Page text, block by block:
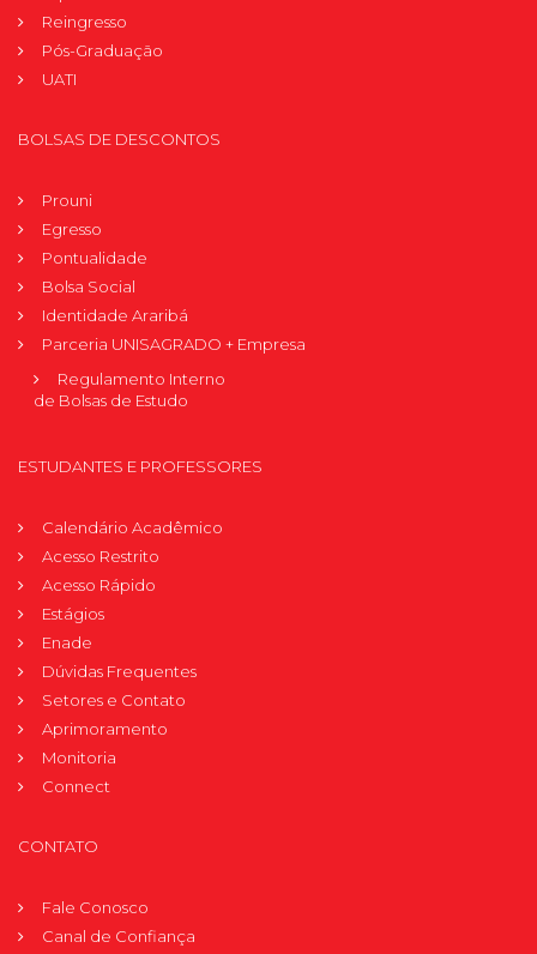
Reingresso
Pós-Graduação
UATI
BOLSAS DE DESCONTOS
Prouni
Egresso
Pontualidade
Bolsa Social
Identidade Araribá
Parceria UNISAGRADO + Empresa
Regulamento Interno
de Bolsas de Estudo
ESTUDANTES E PROFESSORES
Calendário Acadêmico
Acesso Restrito
Acesso Rápido
Estágios
Enade
Dúvidas Frequentes
Setores e Contato
Aprimoramento
Monitoria
Connect
CONTATO
Fale Conosco
Canal de Confiança